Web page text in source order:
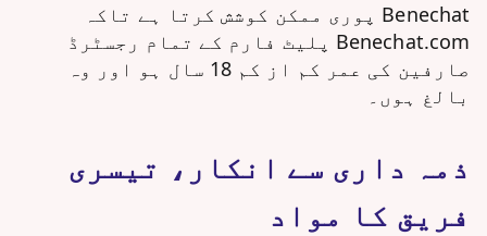
Benechat پوری ممکن کوشش کرتا ہے تاکہ
Benechat.com پلیٹ فارم کے تمام رجسٹرڈ
صارفین کی عمر کم از کم 18 سال ہو اور وہ
بالغ ہوں۔
ذمہ داری سے انکار، تیسری
فریق کا مواد